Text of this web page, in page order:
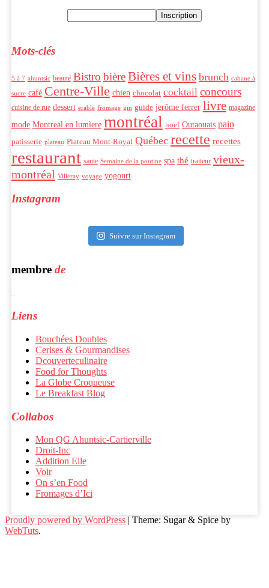
Mots-clés
5 à 7 ahuntsic beauté Bistro bière Bières et vins brunch cabane à
sucre café Centre-Ville chien chocolat cocktail concours
cuisine de rue dessert erable fromage gin guide jerôme ferrer livre magazine
mode Montreal en lumìere montréal noel Outaouais pain
patisserie plateau Plateau Mont-Royal Québec recette recettes
restaurant sante Semaine de la poutine spa thé traiteur vieux-
montréal Villeray voyage yogourt
Instagram
Suivre sur Instagram
membre de
Liens
Bouchées Doubles
Cerises & Gourmandises
Dcouverteculinaire
Food for Thoughts
La Globe Croqueuse
Le Breakfast Blog
Collabos
Mon QG Ahuntsic-Cartierville
Droit-Inc
Addition Elle
Voir
On s’en Food
Fromages d’Ici
Proudly powered by WordPress | Theme: Sugar & Spice by
WebTuts.